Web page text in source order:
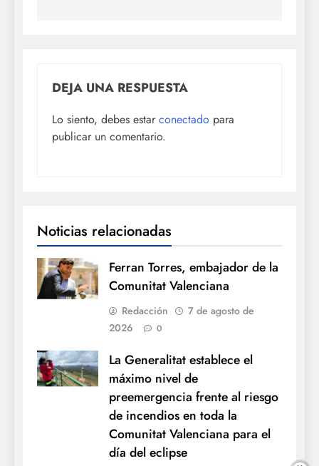
DEJA UNA RESPUESTA
Lo siento, debes estar conectado para
publicar un comentario.
Noticias relacionadas
Ferran Torres, embajador de la
Comunitat Valenciana
Redacción
7 de agosto de
2026
0
La Generalitat establece el
máximo nivel de
preemergencia frente al riesgo
de incendios en toda la
Comunitat Valenciana para el
día del eclipse